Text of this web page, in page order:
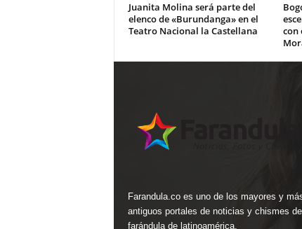
Juanita Molina será parte del
elenco de «Burundanga» en el
Teatro Nacional la Castellana
con
Farandula.co es uno de los mayores y
antiguos portales de noticias y chismes de
farándula de latinoamérica.